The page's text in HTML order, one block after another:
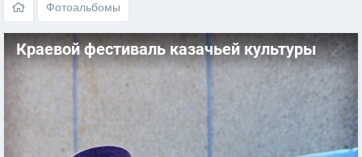
Фотоальбомы
Краевой фестиваль казачьей культуры
«ЛЮБО!» - Арсеньев 2017